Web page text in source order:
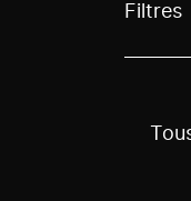
Filtres
Use